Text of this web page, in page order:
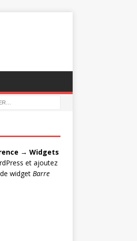
→ Widgets
et ajoutez
widget Barre